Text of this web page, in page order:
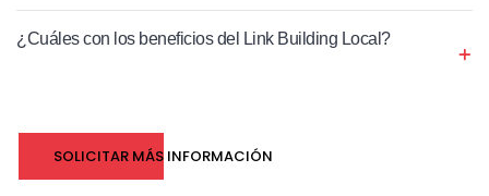
¿Cuáles con los beneficios del Link Building Local?
SOLICITAR MÁS INFORMACIÓN